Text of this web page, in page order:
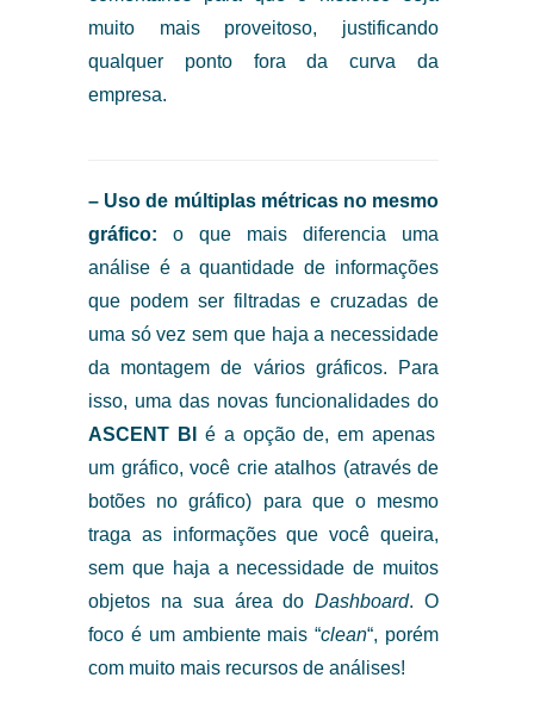
muito mais proveitoso, justificando
qualquer ponto fora da curva da
empresa.
– Uso de múltiplas métricas no mesmo
gráfico: o que mais diferencia uma
análise é a quantidade de informações
que podem ser filtradas e cruzadas de
uma só vez sem que haja a necessidade
da montagem de vários gráficos. Para
isso, uma das novas funcionalidades do
ASCENT BI
é a opção de, em apenas
um gráfico, você crie atalhos (através de
botões no gráfico) para que o mesmo
traga as informações que você queira,
sem que haja a necessidade de muitos
objetos na sua área doDashboard. O
foco é um ambiente mais “clean“, porém
com muito mais recursos de análises!